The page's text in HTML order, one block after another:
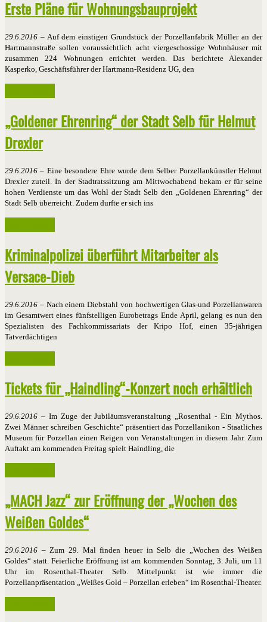
Erste Pläne für Wohnungsbauprojekt
29.6.2016 – Auf dem einstigen Grundstück der Porzellanfabrik Müller an der
Hartmannstraße sollen voraussichtlich acht viergeschossige Wohnhäuser mit
zusammen 224 Wohnungen errichtet werden. Das berichtete Alexander
Kasperko, Geschäftsführer der Hartmann-Residenz UG, den
„Goldener Ehrenring“ der Stadt Selb für Helmut
Drexler
29.6.2016 – Eine besondere Ehre wurde dem Selber Porzellankünstler Helmut
Drexler zuteil. In der Stadtratssitzung am Mittwochabend bekam er für seine
hohen Verdienste um das Wohl der Stadt Selb den „Goldenen Ehrenring“ der
Stadt Selb überreicht. Zudem durfte er sich ins
Kriminalpolizei überführt Mitarbeiter als
Versace-Dieb
29.6.2016 – Nach einem Diebstahl von hochwertigen Glas-und Porzellanwaren
im Gesamtwert eines fünfstelligen Eurobetrags Ende April, gelang es nun den
Spezialisten des Fachkommissariats der Kripo Hof, einen 35-jährigen
Tatverdächtigen
Tickets für „Haindling“-Konzert noch erhältlich
29.6.2016 – Im Zuge der Jubiläumsveranstaltung „Rosenthal - Ein Mythos.
Zwei Männer schreiben Geschichte“ präsentiert das Porzellanikon - Staatliches
Museum für Porzellan einen Reigen von Veranstaltungen in diesem Jahr. Zum
Auftakt am kommenden Freitag spielt Haindling, die
„MACH Jazz“ zur Eröffnung der „Wochen des
Weißen Goldes“
29.6.2016 – Zum 29. Mal finden heuer in Selb die „Wochen des Weißen
Goldes“ statt. Feierliche Eröffnung ist am kommenden Sonntag, 3. Juli, um 11
Uhr im Rosenthal-Theater Selb. Mittelpunkt ist wie immer die
Porzellanpräsentation „Weißes Gold – Porzellan erleben“ im Rosenthal-Theater.